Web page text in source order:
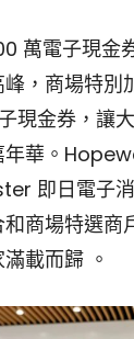
萬電子現金
，商場特別
現金券，讓
年華。
即日電子
商場特選商
載而歸 。